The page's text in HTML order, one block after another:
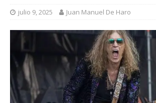
julio 9, 2025 Juan Manuel De Haro